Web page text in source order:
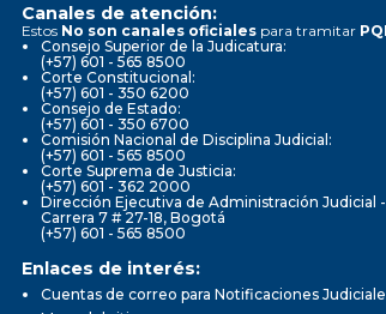
Canales de atención:
Estos No son canales oficiales para tramitar
Consejo Superior de la Judicatura:
(+57) 601 - 565 8500
Corte Constitucional:
(+57) 601 - 350 6200
Consejo de Estado:
(+57) 601 - 350 6700
Comisión Nacional de Disciplina Judicial:
(+57) 601 - 565 8500
Corte Suprema de Justicia:
(+57) 601 - 362 2000
Dirección Ejecutiva de Administración Judicial -
Carrera 7 # 27-18, Bogotá
(+57) 601 - 565 8500
Enlaces de interés:
Cuentas de correo para Notificaciones